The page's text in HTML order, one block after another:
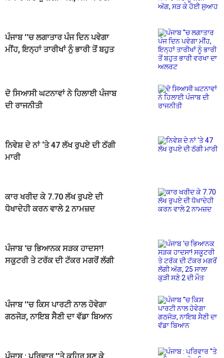
ਪੰਜਾਬ ''ਚ ਲਗਾਤਾਰ ਪੰਜ ਦਿਨ ਪਵੇਗਾ
ਮੀਂਹ, ਇਨ੍ਹਾਂ ਤਾਰੀਖਾਂ ਨੂੰ ਭਾਰੀ ਤੋਂ ਬਹੁਤ
ਦੋ ਸਿਆਸੀ ਘਟਨਾਵਾਂ ਨੇ ਹਿਲਾਈ ਪੰਜਾਬ
ਦੀ ਰਾਜਨੀਤੀ
ਨਿਵੇਸ਼ ਦੇ ਨਾਂ ‘ਤੇ 47 ਲੱਖ ਰੁਪਏ ਦੀ ਠੱਗੀ
ਮਾਰੀ
ਕਾਰ ਖਰੀਦ ਕੇ 7.70 ਲੱਖ ਰੁਪਏ ਦੀ
ਧੋਖਾਦੇਹੀ ਕਰਨ ਵਾਲੇ 2 ਨਾਮਜ਼ਦ
ਪੰਜਾਬ 'ਚ ਭਿਆਨਕ ਸੜਕ ਹਾਦਸਾ!
ਸਕੂਟਰੀ ਤੇ ਟਰੱਕ ਦੀ ਟੱਕਰ ਮਗਰੋਂ ਲੱਗੀ
ਪੰਜਾਬ ''ਚ ਕਿਸ ਪਾਰਟੀ ਨਾਲ ਹੋਵੇਗਾ
ਗਠਜੋੜ, ਨਾਇਬ ਸੈਣੀ ਦਾ ਵੱਡਾ ਬਿਆਨ